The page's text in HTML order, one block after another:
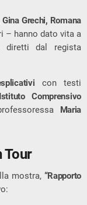
Grechi, Romana
– hanno dato vita a
diretti dal regista
con testi
Comprensivo
Maria
Tour
mostra, “Rapporto